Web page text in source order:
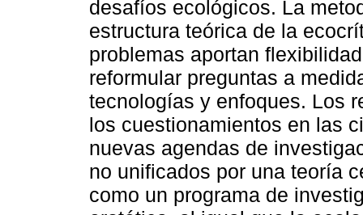
desafíos ecológicos. La
estructura teórica de la
problemas aportan
reformular preguntas a
tecnologías y enfoques. Los
los cuestionamientos en las
nuevas agendas de
no unificados por una teoría
como un programa de